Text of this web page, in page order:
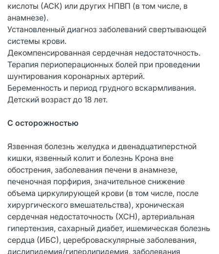
кислоты (АСК) или других НПВП (в том числе, в
анамнезе).
Установленный диагноз заболеваний свертывающей
системы крови.
Декомпенсированная сердечная недостаточность.
Терапия периоперационных болей при проведении
шунтирования коронарных артерий.
Беременность и период грудного вскармливания.
Детский возраст до 18 лет.
С осторожностью
Язвенная болезнь желудка и двенадцатиперстной
кишки, язвенный колит и болезнь Крона вне
обострения, заболевания печени в анамнезе,
печеночная порфирия, значительное снижение
объема циркулирующей крови (в том числе, после
хирургического вмешательства), хроническая
сердечная недостаточность (ХСН), артериальная
гипертензия, сахарный диабет, ишемическая болезнь
сердца (ИБС), цереброваскулярные заболевания,
дислипидемия/гиперлипидемия, заболевания